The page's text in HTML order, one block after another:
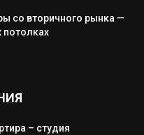
со вторичного рынка —
потолках
– студия